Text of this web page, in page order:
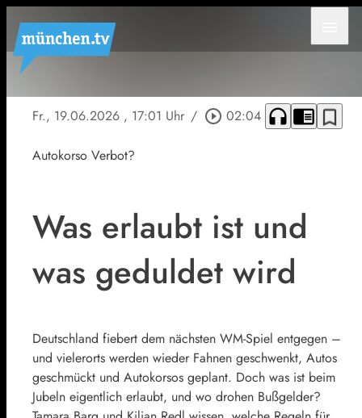
Fr., 19.06.2026 , 17:01 Uhr / play_circle_outline 02:04 headphones chrome_reader_mode bookmark_border
Autokorso Verbot?
Was erlaubt ist und
was geduldet wird
Deutschland fiebert dem nächsten WM-Spiel entgegen –
und vielerorts werden wieder Fahnen geschwenkt, Autos
geschmückt und Autokorsos geplant. Doch was ist beim
Jubeln eigentlich erlaubt, und wo drohen Bußgelder?